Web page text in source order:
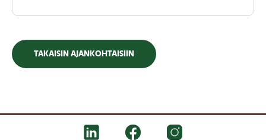
TAKAISIN AJANKOHTAISIIN